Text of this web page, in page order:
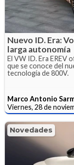
Nuevo ID. Era:
larga autonomía
El VW ID. Era EREV
que se conoce del
tecnología de 800V.
Marco Antonio
Viernes, 28 de
Novedades